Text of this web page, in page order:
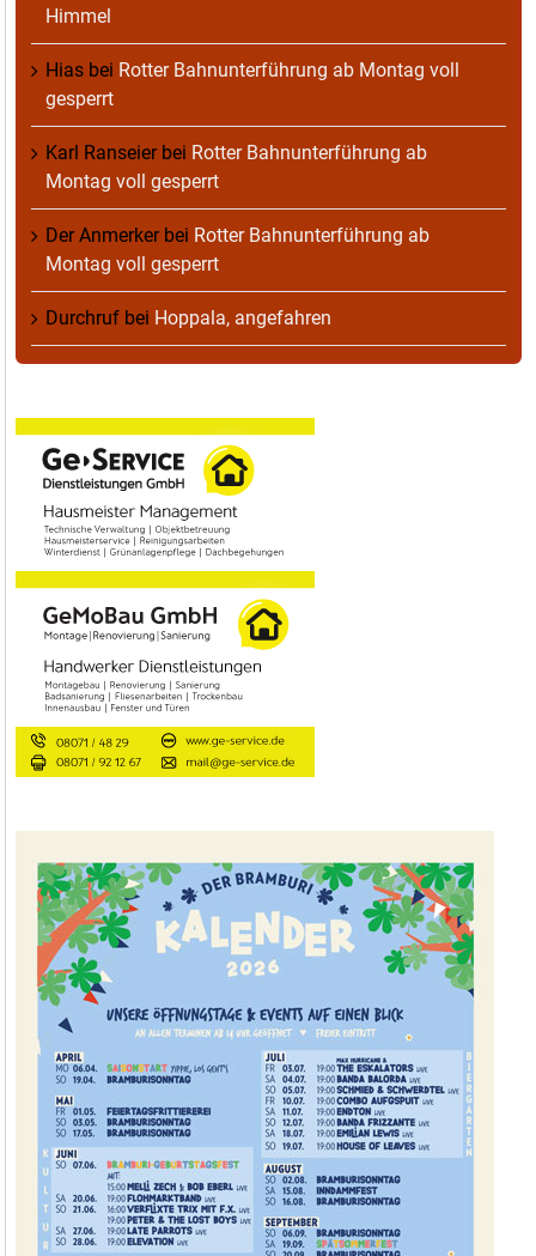
Himmel
Hias bei Rotter Bahnunterführung ab Montag voll
gesperrt
Karl Ranseierbei Rotter Bahnunterführung ab
Montag voll gesperrt
Der Anmerkerbei Rotter Bahnunterführung ab
Montag voll gesperrt
Durchruf bei Hoppala, angefahren